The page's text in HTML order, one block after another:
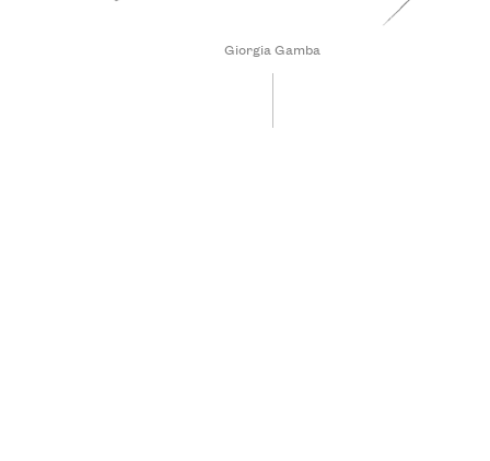
Giorgia Gamba